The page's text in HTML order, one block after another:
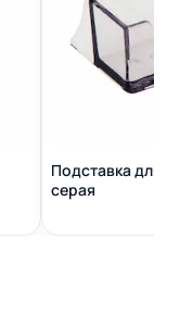
Подставка для
серая